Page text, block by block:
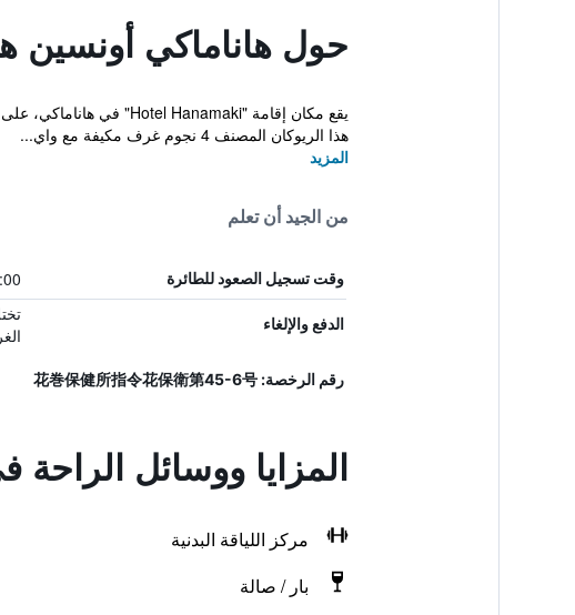
حول هاناماكي أونسين
هذا الريوكان المصنف 4 نجوم غرف مكيفة مع واي...
المزيد
من الجيد أن تعلم
وقت تسجيل الصعود للطائرة
الدفع والإلغاء
رقم الرخصة: 花巻保健所指令花保衛第45-6号
المزايا ووسائل
مركز اللياقة البدنية
بار / صالة